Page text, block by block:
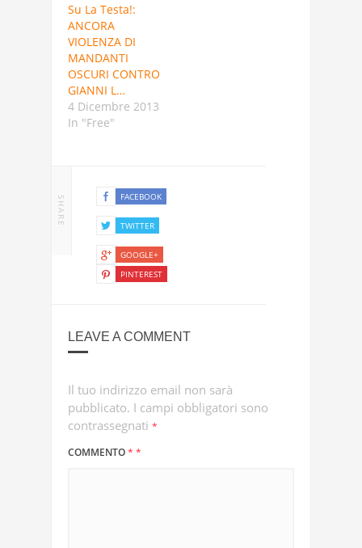
Su La Testa!:
ANCORA
VIOLENZA DI
MANDANTI
OSCURI CONTRO
GIANNI L…
4 Dicembre 2013
In "Free"
SHARE FACEBOOK
TWITTER
GOOGLE+
PINTEREST
LEAVE A COMMENT
Il tuo indirizzo email non sarà
pubblicato. I campi obbligatori sono
contrassegnati *
COMMENTO* *